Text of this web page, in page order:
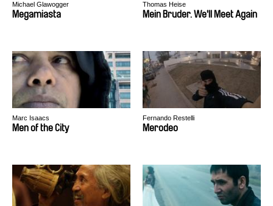
Michael Glawogger
Megamiasta
Thomas Heise
Mein Bruder. We'll Meet Again
Marc Isaacs
Men of the City
Fernando Restelli
Merodeo